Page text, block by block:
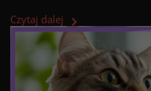
Czytaj dalej